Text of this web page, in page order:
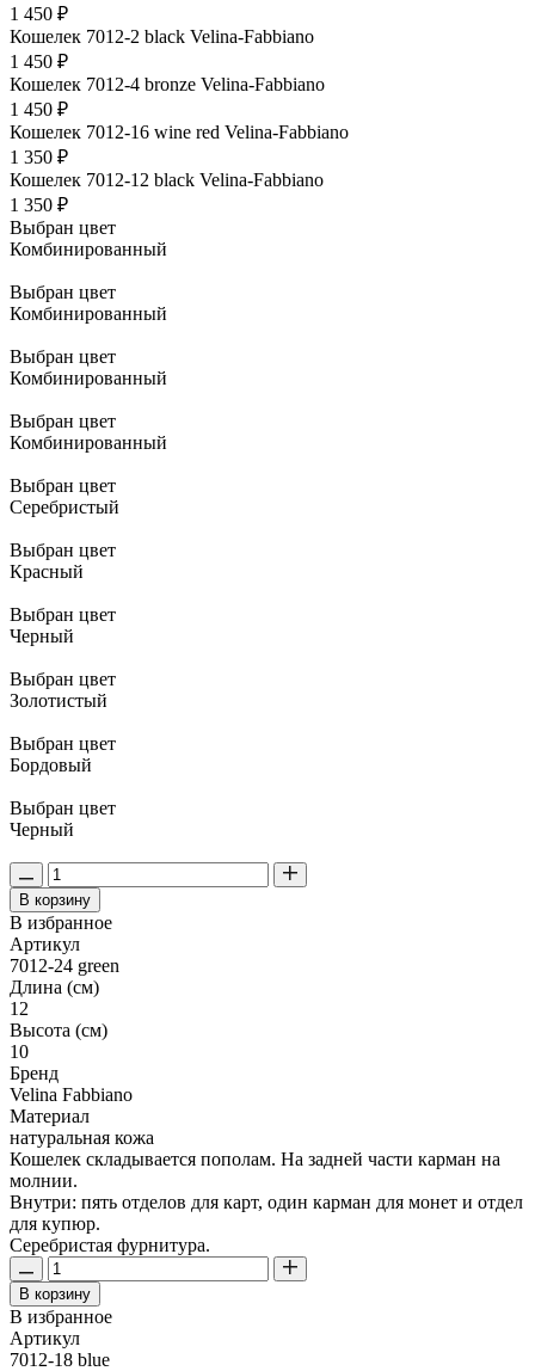
1 450 ₽
Кошелек 7012-2 black Velina-Fabbiano
1 450 ₽
Кошелек 7012-4 bronze Velina-Fabbiano
1 450 ₽
Кошелек 7012-16 wine red Velina-Fabbiano
1 350 ₽
Кошелек 7012-12 black Velina-Fabbiano
1 350 ₽
Выбран цвет
Комбинированный
Выбран цвет
Комбинированный
Выбран цвет
Комбинированный
Выбран цвет
Комбинированный
Выбран цвет
Серебристый
Выбран цвет
Красный
Выбран цвет
Черный
Выбран цвет
Золотистый
Выбран цвет
Бордовый
Выбран цвет
Черный
В корзину
В избранное
Артикул
7012-24 green
Длина (см)
12
Высота (см)
10
Бренд
Velina Fabbiano
Материал
натуральная кожа
Кошелек складывается пополам. На задней части карман на
молнии.
Внутри: пять отделов для карт, один карман для монет и отдел
для купюр.
Серебристая фурнитура.
В корзину
В избранное
Артикул
7012-18 blue